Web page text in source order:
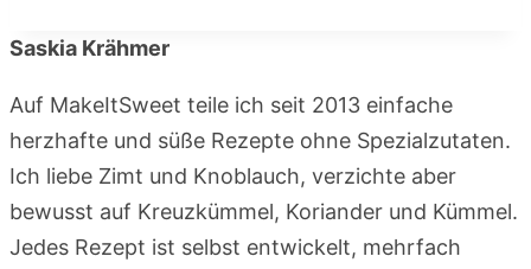
Saskia Krähmer
Auf MakeItSweet teile ich seit 2013 einfache
herzhafte und süße Rezepte ohne Spezialzutaten.
Ich liebe Zimt und Knoblauch, verzichte aber
bewusst auf Kreuzkümmel, Koriander und Kümmel.
Jedes Rezept ist selbst entwickelt, mehrfach